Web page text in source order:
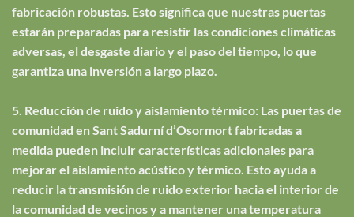
fabricación robustas. Esto significa que nuestras puertas
estarán preparadas para resistir las condiciones climáticas
adversas, el desgaste diario y el paso del tiempo, lo que
garantiza una inversión a largo plazo.
5. Reducción de ruido y aislamiento térmico: Las puertas de
comunidad en Sant Sadurní d’Osormort fabricadas a
medida pueden incluir características adicionales para
mejorar el aislamiento acústico y térmico. Esto ayuda a
reducir la transmisión de ruido exterior hacia el interior de
la comunidad de vecinos y a mantener una temperatura